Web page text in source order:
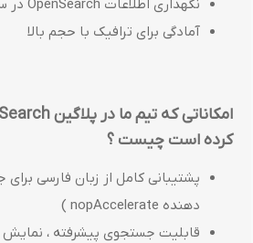
نگهداری اطلاعات OpenSearch در سرور
آمادگی برای ترافیک با حجم بالا
امکاناتی که تیم ما در پلاگین
کرده است چیست ؟
پشتیبانی کامل از زبان فارسی
دهنده nopAccelerate )
قابلیت جستجوی پیشرفته ،